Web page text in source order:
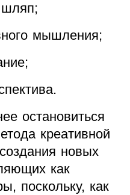
мышления;
остановиться
креативной
новых
как
поскольку, как